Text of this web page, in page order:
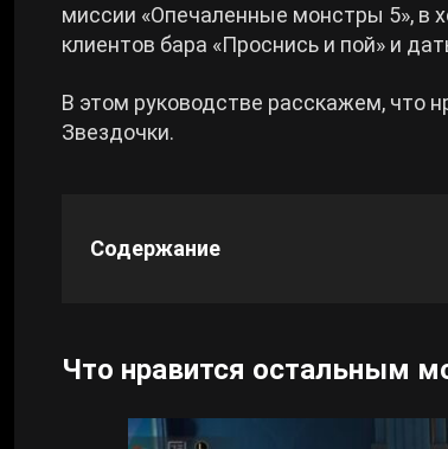
Wuthering Waves
Roblox
Cyberpunk 2077
миссии «Опечаленные монстры 5», в
клиентов бара «Проснись и пой» и
В этом руководстве расскажем, что
Звездочки.
Содержание
Что нравится остальным